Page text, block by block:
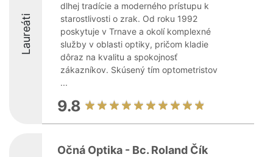
Laureáti
dlhej tradície a moderného prístupu k
starostlivosti o zrak. Od roku 1992
poskytuje v Trnave a okolí komplexné
služby v oblasti optiky, pričom kladie
dôraz na kvalitu a spokojnosť
zákazníkov. Skúsený tím optometristov
...
9.8
Očná Optika - Bc. Roland Čík